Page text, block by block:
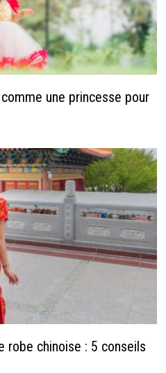
une princesse pour
robe chinoise : 5 conseils